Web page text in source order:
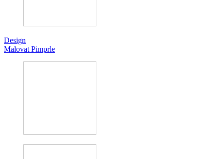
Design
Malovat Pimprle